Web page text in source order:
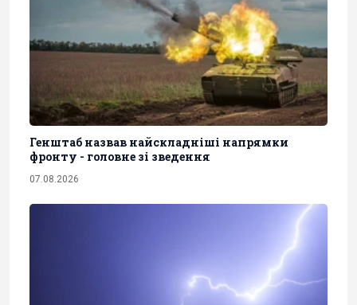
Генштаб назвав найскладніші напрямки
фронту - головне зі зведення
07.08.2026